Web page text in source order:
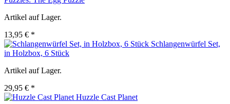
Artikel auf Lager.
13,95 € *
Schlangenwürfel Set,
in Holzbox, 6 Stück
Artikel auf Lager.
29,95 € *
Huzzle Cast Planet